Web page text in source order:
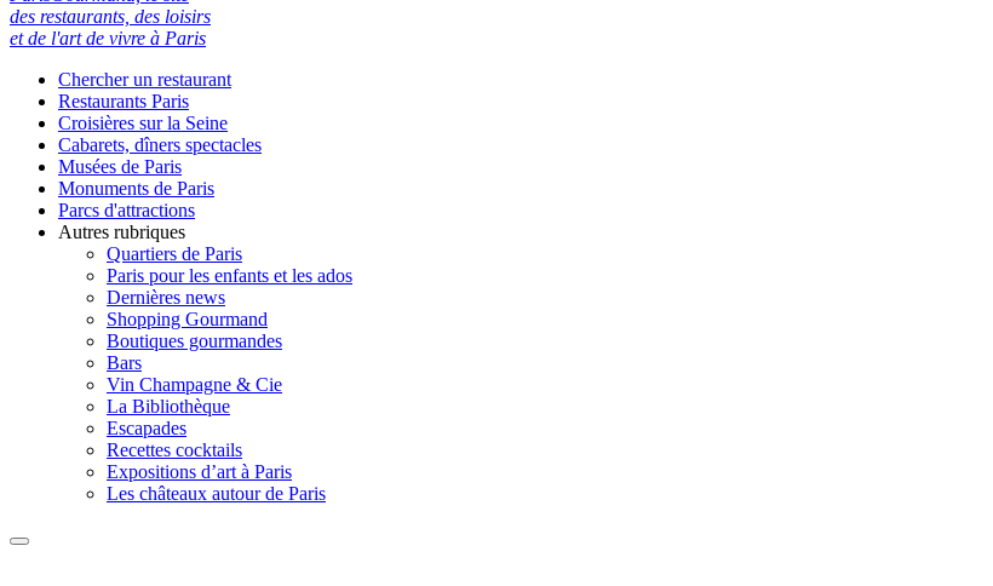
des restaurants, des loisirs
et de l'art de vivre à Paris
Chercher un restaurant
Restaurants Paris
Croisières sur la Seine
Cabarets, dîners spectacles
Musées de Paris
Monuments de Paris
Parcs d'attractions
Autres rubriques
Quartiers de Paris
Paris pour les enfants et les ados
Dernières news
Shopping Gourmand
Boutiques gourmandes
Bars
Vin Champagne & Cie
La Bibliothèque
Escapades
Recettes cocktails
Expositions d’art à Paris
Les châteaux autour de Paris